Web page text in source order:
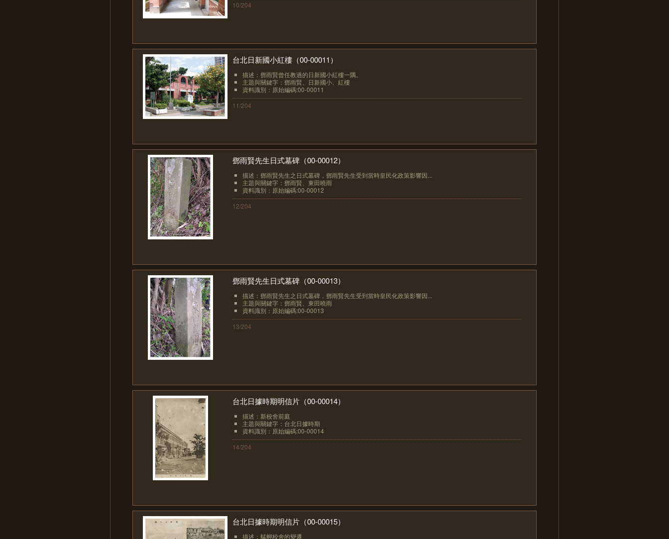
10/204
台北日新國小紅樓（00-00011）
描述：鄧雨賢曾任教過的日新國小紅樓一隅。
主題與關鍵字：鄧雨賢、日新國小、紅樓
資料識別：原始編碼:00-00011
11/204
鄧雨賢先生日式墓碑（00-00012）
描述：鄧雨賢先生之日式墓碑，鄧雨賢先生受到當時皇民化政策影響因...
主題與關鍵字：鄧雨賢、東田曉雨
資料識別：原始編碼:00-00012
12/204
鄧雨賢先生日式墓碑（00-00013）
描述：鄧雨賢先生之日式墓碑，鄧雨賢先生受到當時皇民化政策影響因...
主題與關鍵字：鄧雨賢、東田曉雨
資料識別：原始編碼:00-00013
13/204
台北日據時期明信片（00-00014）
描述：新校舍前庭
主題與關鍵字：台北日據時期
資料識別：原始編碼:00-00014
14/204
台北日據時期明信片（00-00015）
描述：艋舺校舍的變遷